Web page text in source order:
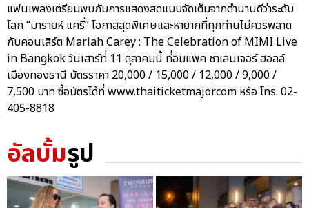
แฟนเพลงเตรียมพบกับการแสดงสดแบบจัดเต็มจากตำนานดีว่าระดับ
โลก “มารายห์ แครี่” โอกาสสุดพิเศษและหายากที่ทุกท่านไม่ควรพลาด
กับคอนเสิร์ต Mariah Carey : The Celebration of MIMI Live
in Bangkok วันเสาร์ที่ 11 ตุลาคมนี้ ที่อิมแพค ชาเลนเจอร์ ฮอลล์
เมืองทองธานี บัตรราคา 20,000 / 15,000 / 12,000 / 9,000 /
7,500 บาท ซื้อบัตรได้ที่ www.thaiticketmajor.com หรือ โทร. 02-
405-8818
อัลบั้มรูป